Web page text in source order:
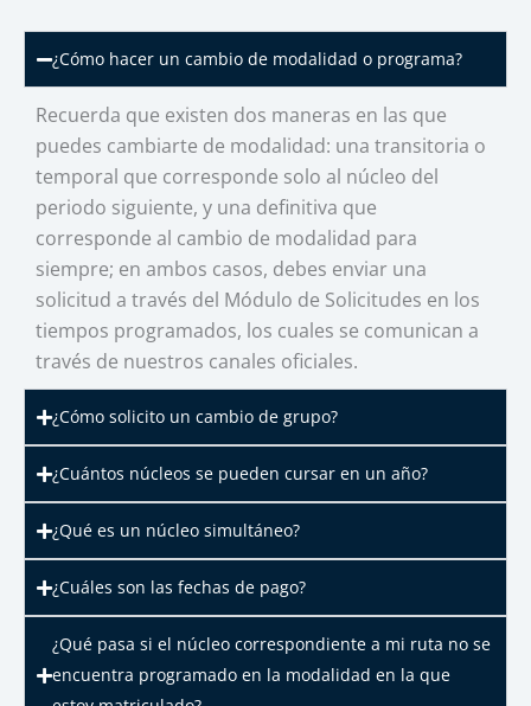
¿Cómo hacer un cambio de modalidad o programa?
Recuerda que existen dos maneras en las que
puedes cambiarte de modalidad: una transitoria o
temporal que corresponde solo al núcleo del
periodo siguiente, y una definitiva que
corresponde al cambio de modalidad para
siempre; en ambos casos, debes enviar una
solicitud a través del Módulo de Solicitudes en los
tiempos programados, los cuales se comunican a
través de nuestros canales oficiales.
¿Cómo solicito un cambio de grupo?
¿Cuántos núcleos se pueden cursar en un año?
¿Qué es un núcleo simultáneo?
¿Cuáles son las fechas de pago?
¿Qué pasa si el núcleo correspondiente a mi ruta no se
encuentra programado en la modalidad en la que